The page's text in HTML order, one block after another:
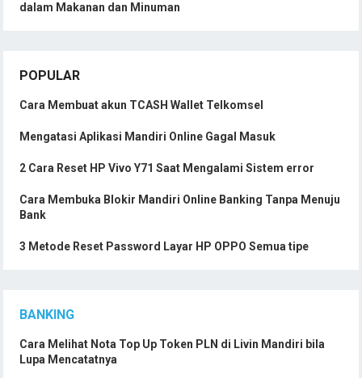
dalam Makanan dan Minuman
POPULAR
Cara Membuat akun TCASH Wallet Telkomsel
Mengatasi Aplikasi Mandiri Online Gagal Masuk
2 Cara Reset HP Vivo Y71 Saat Mengalami Sistem error
Cara Membuka Blokir Mandiri Online Banking Tanpa Menuju
Bank
3 Metode Reset Password Layar HP OPPO Semua tipe
BANKING
Cara Melihat Nota Top Up Token PLN di Livin Mandiri bila
Lupa Mencatatnya